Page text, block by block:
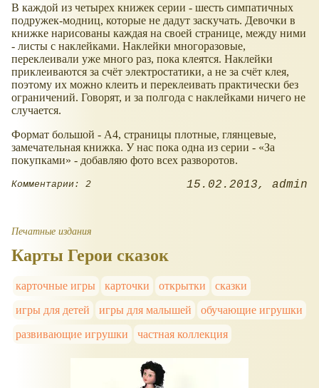
В каждой из четырех книжек серии - шесть симпатичных
подружек-модниц, которые не дадут заскучать. Девочки в
книжке нарисованы каждая на своей странице, между ними
- листы с наклейками. Наклейки многоразовые,
переклеивали уже много раз, пока клеятся. Наклейки
приклеиваются за счёт электростатики, а не за счёт клея,
поэтому их можно клеить и переклеивать практически без
ограничений. Говорят, и за полгода с наклейками ничего не
случается.
Формат большой - А4, страницы плотные, глянцевые,
замечательная книжка. У нас пока одна из серии -
За
покупками
- добавляю фото всех разворотов.
Комментарии: 2 15.02.2013 admin
Печатные издания
Карты Герои сказок
карточные игры карточки открытки
сказки
игры для детей
игры для малышей
обучающие игрушки
развивающие игрушки
частная коллекция